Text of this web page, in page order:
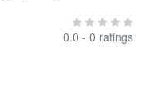
0.0 - 0 ratings